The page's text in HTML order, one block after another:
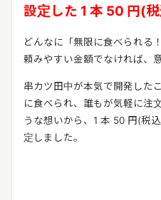
設定した 1 本 50 円(
どんなに「無限に食べられる
頼みやすい金額でなければ、
串カツ田中が本気で開発した
に食べられ、誰もが気軽に注
うな想いから、1 本 50 円(税
定しました。